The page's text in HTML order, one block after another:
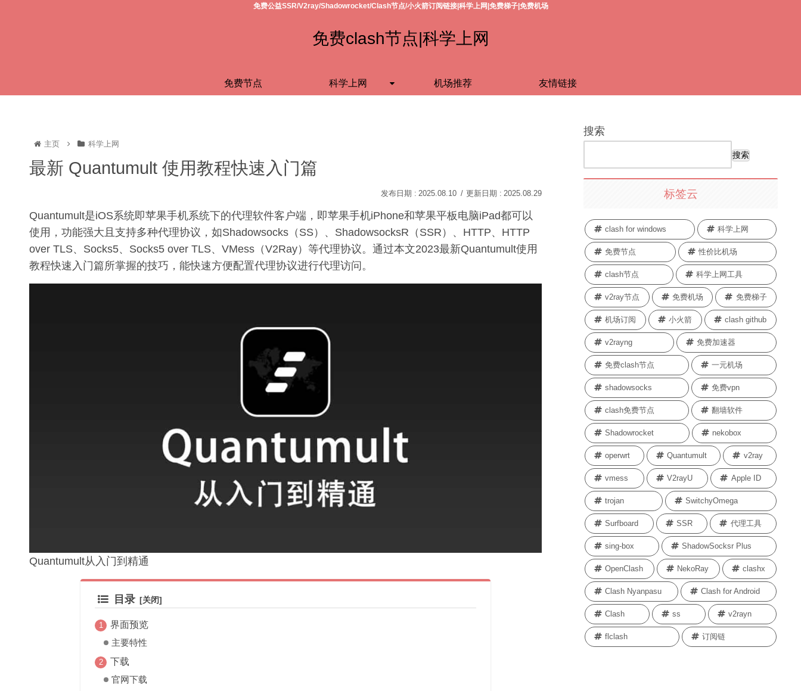
免费公益SSR/V2ray/Shadowrocket/Clash节点/小火箭订阅链接|科学上网|免费梯子|免费机场
免费clash节点|科学上网
免费节点 科学上网 机场推荐 友情链接
主页 科学上网
最新 Quantumult 使用教程快速入门篇
2025.08.10 2025.08.29
Quantumult是iOS系统即苹果手机系统下的代理软件客户端，即苹果手机iPhone和苹果平板电脑iPad都可以
使用，功能强大且支持多种代理协议，如Shadowsocks（SS）、ShadowsocksR（SSR）、HTTP、HTTP
over TLS、Socks5、Socks5 over TLS、VMess（V2Ray）等代理协议。通过本文2023最新Quantumult使用
教程快速入门篇所掌握的技巧，能快速方便配置代理协议进行代理访问。
Quantumult从入门到精通
目录
界面预览
主要特性
下载
官网下载
搜索
搜索
标签云
clash for windows 科学上网
免费节点 性价比机场
clash节点 科学上网工具
v2ray节点 免费机场 免费梯子
机场订阅 小火箭 clash github
v2rayng 免费加速器
免费clash节点 一元机场
shadowsocks 免费vpn
clash免费节点 翻墙软件
Shadowrocket nekobox
operwrt Quantumult v2ray
vmess V2rayU Apple ID
trojan SwitchyOmega
Surfboard SSR 代理工具
sing-box ShadowSocksr Plus
OpenClash NekoRay clashx
Clash Nyanpasu Clash for Android
Clash ss v2rayn
flclash 订阅链